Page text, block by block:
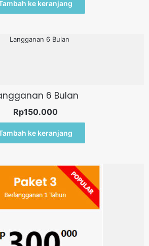
ke keranjang
6 Bulan
Rp150.000
ke keranjang